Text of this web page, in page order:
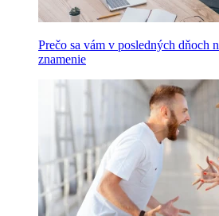
Prečo sa vám v posledných dňoch
znamenie